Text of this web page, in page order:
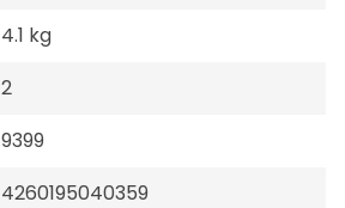
4.1 kg
2
9399
4260195040359